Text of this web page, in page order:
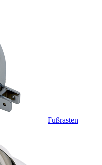
Fußrasten